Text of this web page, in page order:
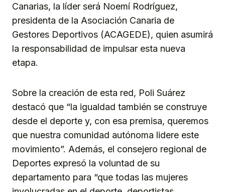
Canarias, la líder será Noemí Rodríguez,
presidenta de la Asociación Canaria de
Gestores Deportivos (ACAGEDE), quien asumirá
la responsabilidad de impulsar esta nueva
etapa.
Sobre la creación de esta red, Poli Suárez
destacó que “la igualdad también se construye
desde el deporte y, con esa premisa, queremos
que nuestra comunidad autónoma lidere este
movimiento”. Además, el consejero regional de
Deportes expresó la voluntad de su
departamento para “que todas las mujeres